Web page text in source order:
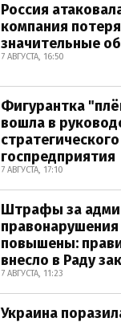
Россия
компания
значительные
7 АВГУСТА, 16:50
Фигурантка
вошла в
стратегического
госпредприятия
7 АВГУСТА, 17:10
Штрафы за
правонарушения
повышены:
внесло в Раду
7 АВГУСТА, 11:23
Украина